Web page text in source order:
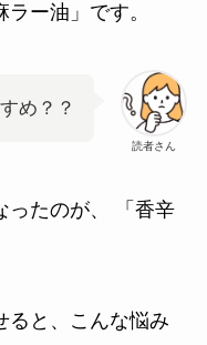
ー油」です。
読者さん
め？？
ったのが、 「香辛
ると、こんな悩み